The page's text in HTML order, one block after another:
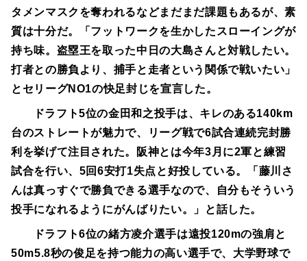
タメンマスクを奪われるなどまだまだ課題もあるが、素
質は十分だ。「フットワークを生かしたスローイングが
持ち味。盗塁王を取った中日の大島さんと対戦したい。
打者との勝負より、捕手と走者という関係で戦いたい」
とセリーグNO1の快足封じを宣言した。
ドラフト5位の金田和之投手は、キレのある140km
台のストレートが魅力で、リーグ戦で6試合連続完封勝
利を挙げて注目された。阪神とは今年3月に2軍と練習
試合を行い、5回6安打1失点と好投している。「藤川さ
んは真っすぐで勝負できる選手なので、自分もそういう
投手になれるようにがんばりたい。」と話した。
ドラフト6位の緒方凌介選手は遠投120mの強肩と
50m5.8秒の俊足を持つ能力の高い選手で、大学野球で